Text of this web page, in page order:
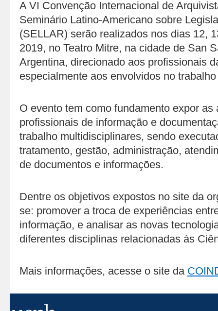
A VI Convenção Internacional de
Seminário Latino-Americano sobre
(SELLAR) serão realizados nos dias 12,
2019, no Teatro Mitre, na cidade de San
Argentina, direcionado aos profissionais
especialmente aos envolvidos no
O evento tem como fundamento expor
profissionais de informação e
trabalho multidisciplinares, sendo
tratamento, gestão, administração,
de documentos e informações.
Dentre os objetivos expostos no site da
se: promover a troca de experiências
informação, e analisar as novas
diferentes disciplinas relacionadas às
Mais informações, acesse o site da